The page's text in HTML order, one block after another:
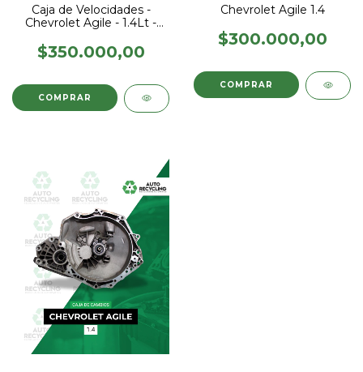
Caja de Velocidades -
Chevrolet Agile - 1.4Lt -
$350.000,00
Chevrolet Agile 1.4
$300.000,00